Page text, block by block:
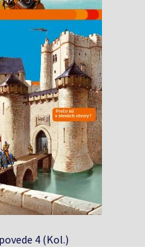
4 (Kol.)